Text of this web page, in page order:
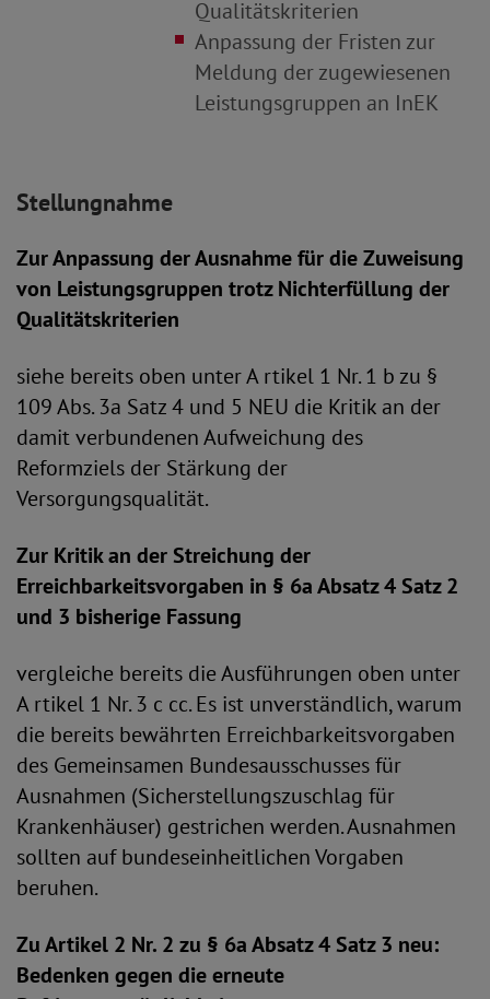
Qualitätskriterien
Anpassung der Fristen zur
Meldung der zugewiesenen
Leistungsgruppen an InEK
Stellungnahme
Zur Anpassung der Ausnahme für die Zuweisung
von Leistungsgruppen trotz Nichterfüllung der
Qualitätskriterien
siehe bereits oben unter A rtikel 1 Nr. 1 b zu §
109 Abs. 3a Satz 4 und 5 NEU die Kritik an der
damit verbundenen Aufweichung des
Reformziels der Stärkung der
Versorgungsqualität.
Zur Kritik an der Streichung der
Erreichbarkeitsvorgaben in § 6a Absatz 4 Satz 2
und 3 bisherige Fassung
vergleiche bereits die Ausführungen oben unter
A rtikel 1 Nr. 3 c cc. Es ist unverständlich, warum
die bereits bewährten Erreichbarkeitsvorgaben
des Gemeinsamen Bundesausschusses für
Ausnahmen (Sicherstellungszuschlag für
Krankenhäuser) gestrichen werden. Ausnahmen
sollten auf bundeseinheitlichen Vorgaben
beruhen.
Zu Artikel 2 Nr. 2 zu § 6a Absatz 4 Satz 3 neu:
Bedenken gegen die erneute